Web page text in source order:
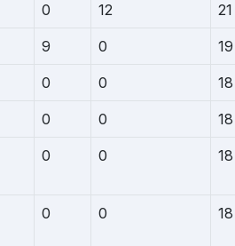
0 12 21
9 0 19
0 0 18
0 0 18
0 0 18
0 0 18